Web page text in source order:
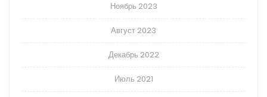
Ноябрь 2023
Август 2023
Декабрь 2022
Июль 2021